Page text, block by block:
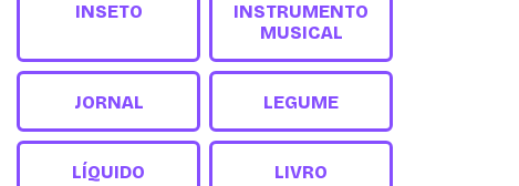
INSETO
INSTRUMENTO
MUSICAL
JORNAL LEGUME
LÍQUIDO LIVRO